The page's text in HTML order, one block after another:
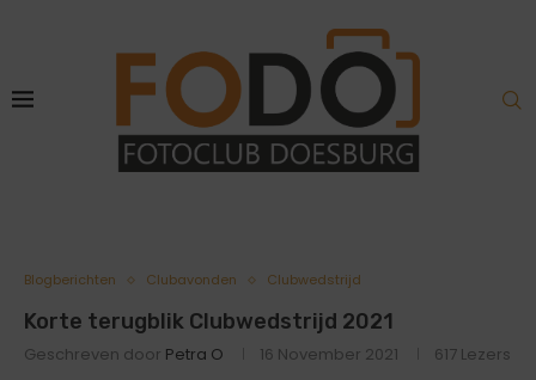
Blogberichten Clubavonden Clubwedstrijd
Korte terugblik Clubwedstrijd 2021
Geschreven door Petra O 16 November 2021 617 Lezers